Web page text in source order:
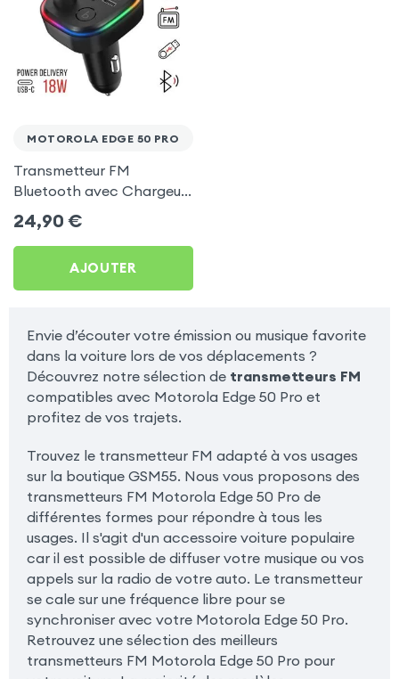
MOTOROLA EDGE 50 PRO
Transmetteur FM
Bluetooth avec Chargeur
Allume Cigare USB / USB-
C, C2 - Noir pour
Motorola Edge 50 Pro
24,90 €
AJOUTER
Envie d’écouter votre émission ou musique favorite
dans la voiture lors de vos déplacements ?
Découvrez notre sélection de transmetteurs FM
compatibles avec Motorola Edge 50 Pro et
profitez de vos trajets.
Trouvez le transmetteur FM adapté à vos usages
sur la boutique GSM55. Nous vous proposons des
transmetteurs FM Motorola Edge 50 Pro de
différentes formes pour répondre à tous les
usages. Il s'agit d'un accessoire voiture populaire
car il est possible de diffuser votre musique ou vos
appels sur la radio de votre auto. Le transmetteur
se cale sur une fréquence libre pour se
synchroniser avec votre Motorola Edge 50 Pro.
Retrouvez une sélection des meilleurs
transmetteurs FM Motorola Edge 50 Pro pour